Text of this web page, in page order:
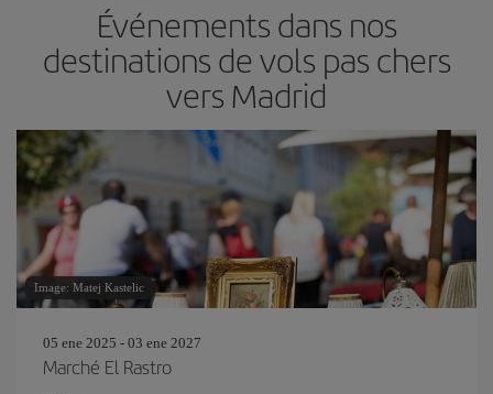
Événements dans nos
destinations de vols pas chers
vers Madrid
Image: Matej Kastelic
05 ene 2025 - 03 ene 2027
Marché El Rastro